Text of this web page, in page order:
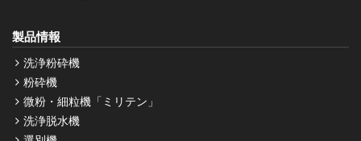
製品情報
洗浄粉砕機
粉砕機
微粉・細粒機「ミリテン」
洗浄脱水機